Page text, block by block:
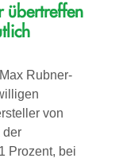
übertreffen
Rubner-
von
der
Prozent, bei